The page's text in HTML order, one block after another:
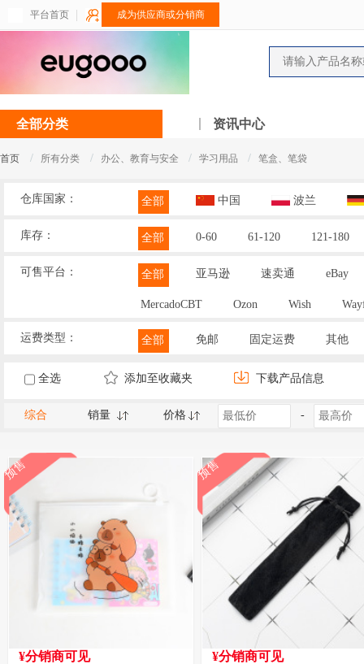
平台首页 成为供应商或分销商
全部分类 资讯中心
首页 / 所有分类 / 办公、教育与安全 / 学习用品 / 笔盒、笔袋
仓库国家： 全部 中国 波兰
库存： 全部 0-60 61-120 121-180
可售平台： 全部 亚马逊 速卖通 eBay
MercadoCBT Ozon Wish
运费类型： 全部 免邮 固定运费 其他
全选 添加至收藏夹 下载产品信息
综合 销量 价格 -
预售
¥分销商可见
预售
¥分销商可见